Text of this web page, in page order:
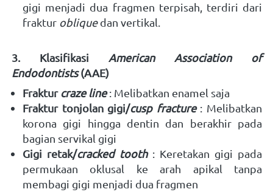
gigi menjadi dua fragmen terpisah, terdiri dari
fraktur oblique dan vertikal.
3. Klasifikasi American Association of
Endodontists (AAE)
Fraktur craze line : Melibatkan enamel saja
Fraktur tonjolan gigi/cusp fracture : Melibatkan
korona gigi hingga dentin dan berakhir pada
bagian servikal gigi
Gigi retak/cracked tooth : Keretakan gigi pada
permukaan oklusal ke arah apikal tanpa
membagi gigi menjadi dua fragmen